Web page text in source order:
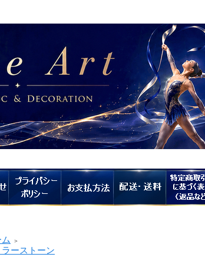
＞
ーストーン